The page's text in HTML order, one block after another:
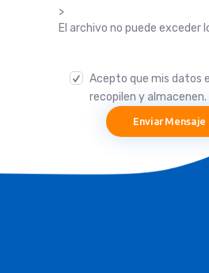
>
El archivo no puede exceder
Acepto que mis datos
recopilen y almacenen.